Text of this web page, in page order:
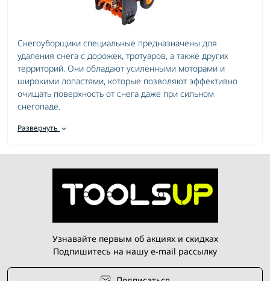
Снегоуборщики специальные предназначены для
удаления снега с дорожек, тротуаров, а также других
территорий. Они обладают усиленными моторами и
широкими лопастями, которые позволяют эффективно
очищать поверхность от снега даже при сильном
снегопаде.
Эти устройства обычно оснащены широкими резиновыми
покрову. Они также могут быть компактными и легкими
для удобства хранения и транспортировки.
Усиленный двигатель для эффективного удаления
Широкие лопасти для быстрой и качественной работы.
Регулируемая высота среза для адаптации к разной
толщине снега.
Компактный и легкий дизайн для удобного хранения.
Удобные ручки и ручное управление для легкости в
Развернуть
Узнавайте первым об акциях и скидках
Подпишитесь на нашу e-mail рассылку